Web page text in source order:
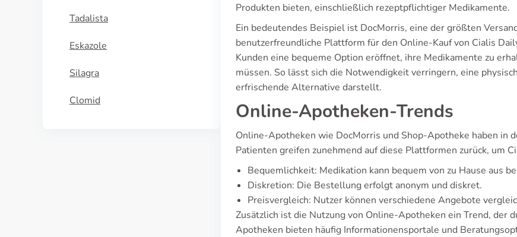
Tadalista
Eskazole
Silagra
Clomid
Produkten bieten, einschließlich rezeptpflichtiger Medikamente.
Ein bedeutendes Beispiel ist DocMorris, eine der größten
benutzerfreundliche Plattform für den Online-Kauf von Cialis
Kunden eine bequeme Option eröffnet, ihre Medikamente zu
müssen. So lässt sich die Notwendigkeit verringern, eine
erfrischende Alternative darstellt.
Online-Apotheken-Trends
Online-Apotheken wie DocMorris und Shop-Apotheke haben in
Patienten greifen zunehmend auf diese Plattformen zurück, um
Bequemlichkeit: Medikation kann bequem von zu Hause aus
Diskretion: Die Bestellung erfolgt anonym und diskret.
Preisvergleich: Nutzer können verschiedene Angebote
Zusätzlich ist die Nutzung von Online-Apotheken ein Trend, der
Apotheken bieten häufig Informationensportale und